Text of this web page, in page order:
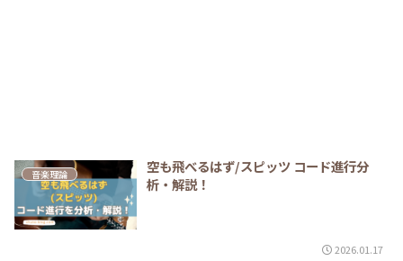
音楽理論
空も飛べるはず/スピッツ コード進行分
析・解説！
2026.01.17